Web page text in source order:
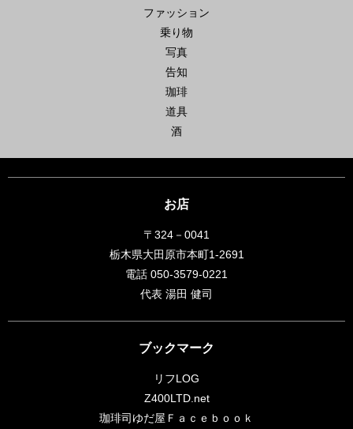
ファッション
乗り物
写真
告知
珈琲
道具
酒
お店
〒324－0041
栃木県大田原市本町1-2691
電話 050-3579-0221
代表 湯田 健司
ブックマーク
リフLOG
Z400LTD.net
珈琲司ゆだ屋Ｆａｃｅｂｏｏｋ